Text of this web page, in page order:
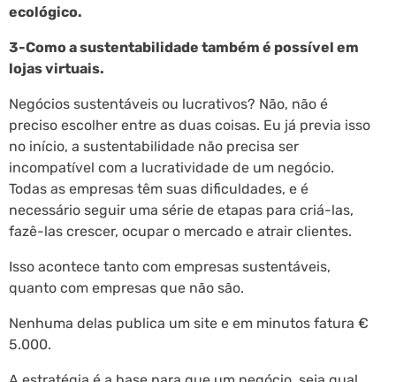
ecológico.
3-Como a sustentabilidade também é possível em
lojas virtuais.
Negócios sustentáveis ou lucrativos? Não, não é
preciso escolher entre as duas coisas. Eu já previa isso
no início, a sustentabilidade não precisa ser
incompatível com a lucratividade de um negócio.
Todas as empresas têm suas dificuldades, e é
necessário seguir uma série de etapas para criá-las,
fazê-las crescer, ocupar o mercado e atrair clientes.
Isso acontece tanto com empresas sustentáveis,
quanto com empresas que não são.
Nenhuma delas publica um site e em minutos fatura €
5.000.